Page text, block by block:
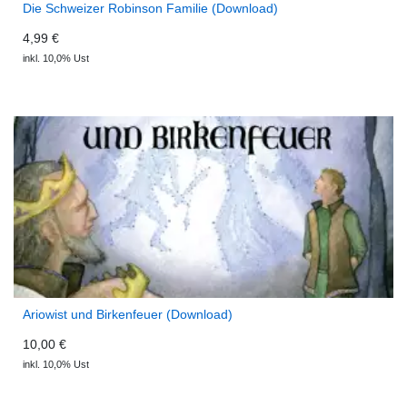
Die Schweizer Robinson Familie (Download)
4,99 €
inkl. 10,0% Ust
Ariowist und Birkenfeuer (Download)
10,00 €
inkl. 10,0% Ust